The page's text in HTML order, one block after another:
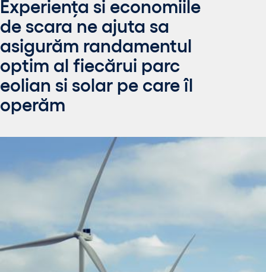
Experiența si economiile
de scara ne ajuta sa
asigurăm randamentul
optim al fiecărui parc
eolian si solar pe care îl
operăm